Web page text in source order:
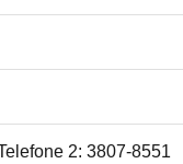
2: 3807-8551